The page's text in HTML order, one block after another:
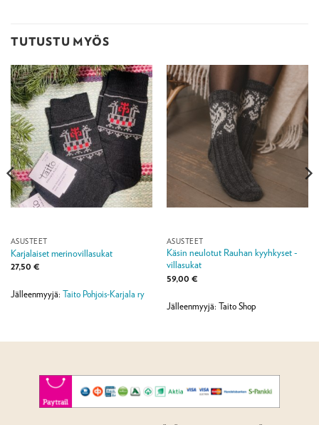
TUTUSTU MYÖS
ASUSTEET
Karjalaiset merinovillasukat
27,50 €
Jälleenmyyjä: Taito Pohjois-Karjala ry
ASUSTEET
Käsin neulotut Rauhan kyyhkyset -
villasukat
59,00 €
Jälleenmyyjä: Taito Shop